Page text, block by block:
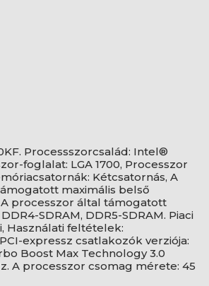
Processszorcsalád: Intel®
foglalat: LGA 1700, Processzor
Kétcsatornás, A
maximális belső
A processzor által támogatott
SDRAM, DDR5-SDRAM. Piaci
Használati feltételek:
expressz csatlakozók verziója:
Boost Max Technology 3.0
A processzor csomag mérete: 45